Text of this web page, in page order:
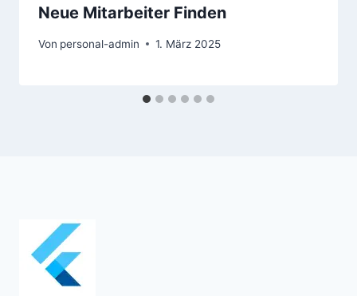
Neue Mitarbeiter Finden
Von personal-admin 1. März 2025